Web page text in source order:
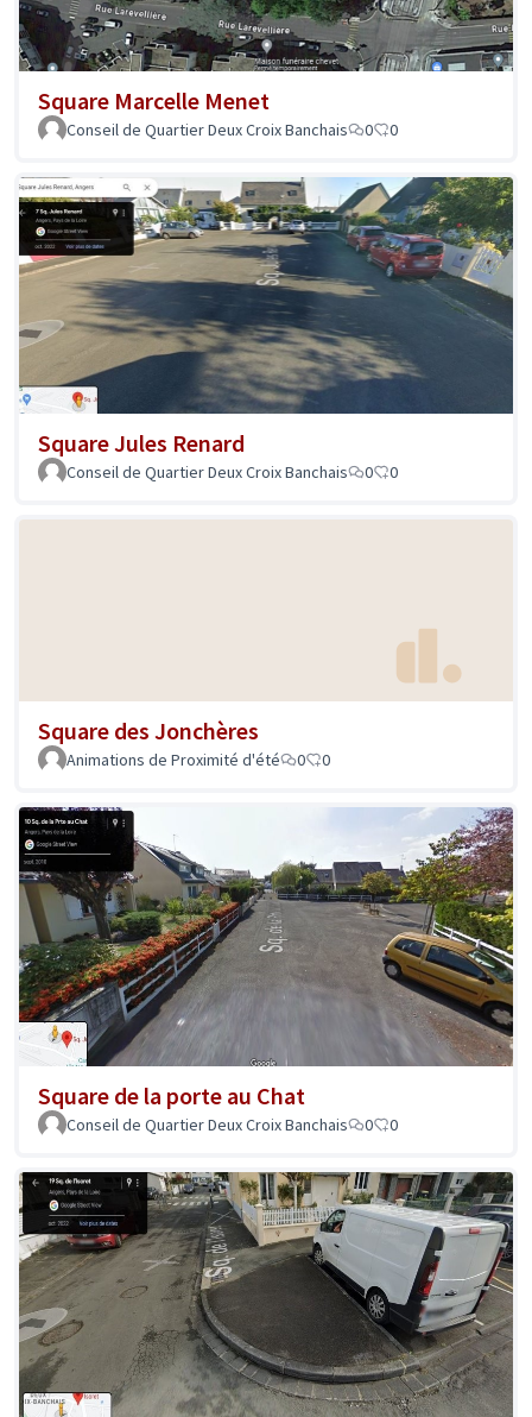
Square Marcelle Menet
Conseil de Quartier Deux Croix Banchais 0 0
Square Jules Renard
Conseil de Quartier Deux Croix Banchais 0 0
Square des Jonchères
Animations de Proximité d'été 0 0
Square de la porte au Chat
Conseil de Quartier Deux Croix Banchais 0 0